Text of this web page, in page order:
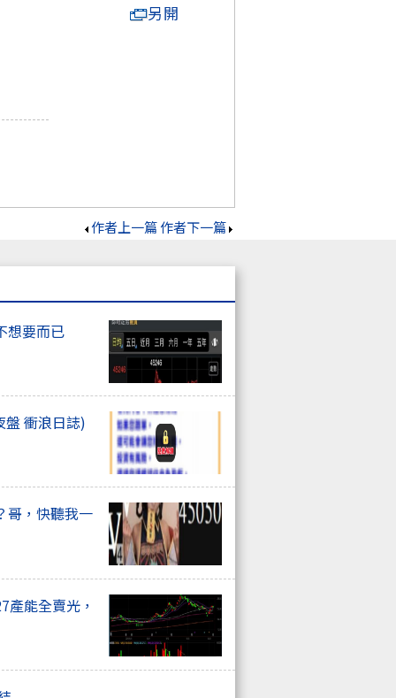
另開
作者上一篇作者下一篇
想要而已
衝浪日誌)
哥，快聽我一
產能全賣光，